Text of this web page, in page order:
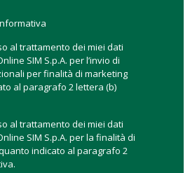
ovvero il valore totale che
small cap. La regola classica è che
cap se ha una capitalizzazione
e 2 miliardi di dollari
tra 10 miliardi e 200 miliardi di
hanno una capitalizzazione
10 miliardi di dollari. La grandezza
al trattamento dei miei dati
SIM S.p.A. per l’invio di
per finalità di marketing
al paragrafo 2 lettera (b)
al trattamento dei miei dati
SIM S.p.A. per la finalità di
indicato al paragrafo 2